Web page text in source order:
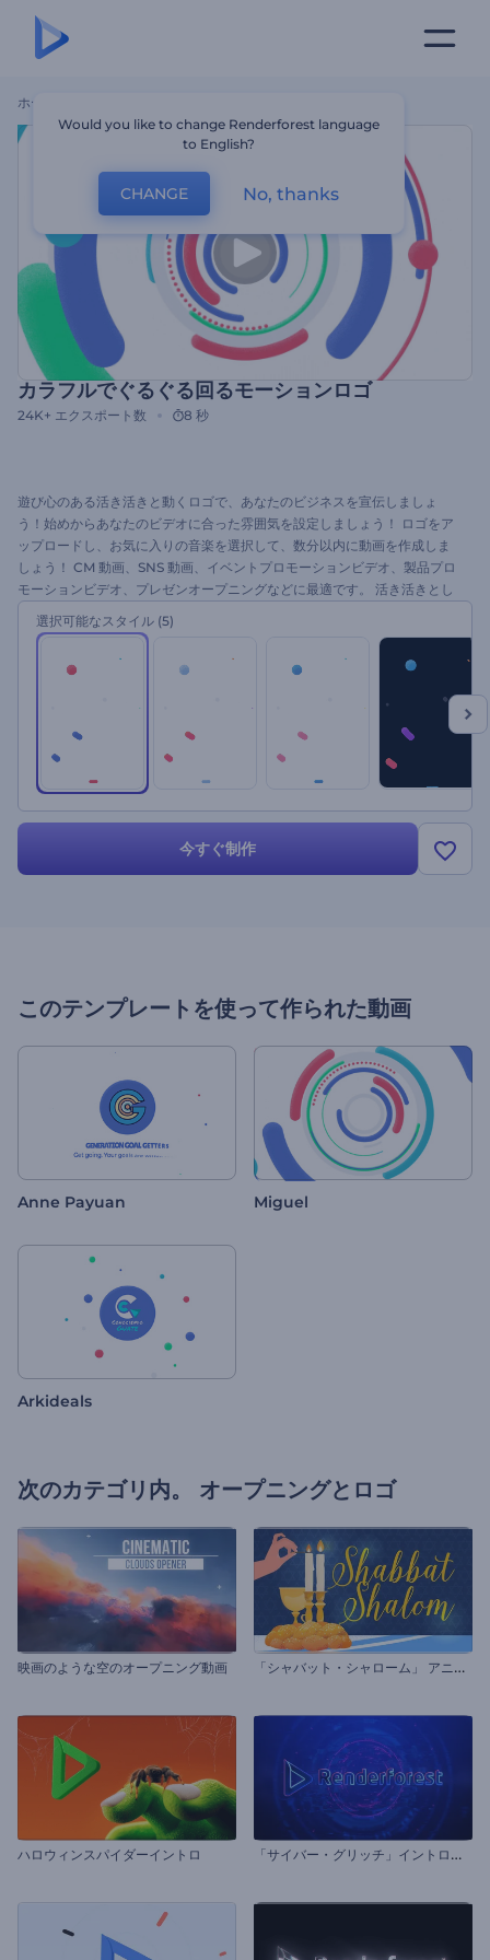
ホーム
カラフルでぐるぐる回るモーションロゴ
24K+ エクスポート数 8 秒
遊び心のある活き活きと動くロゴで、あなたのビジネスを宣伝しましょ
う！始めからあなたのビデオに合った雰囲気を設定しましょう！ ロゴをア
ップロードし、お気に入りの音楽を選択して、数分以内に動画を作成しま
しょう！ CM 動画、SNS 動画、イベントプロモーションビデオ、製品プロ
モーションビデオ、プレゼンオープニングなどに最適です。 活き活きとし
た動きと鮮やかな色であなたのロゴを注目させましょう。ぐるぐる回るモ
ーションロゴをお楽しみください。
選択可能なスタイル (5)
今すぐ制作
このテンプレートを使って作られた動画
Anne Payuan Miguel
Arkideals
次のカテゴリ内。 オープニングとロゴ
映画のような空のオープニング動画 「
シャバット・シャローム」 アニメーション
ハロウィンスパイダーイントロ 「
サイバー・グリッチ」イントロ動画
Would you like to change Renderforest language
to English?
CHANGE No, thanks